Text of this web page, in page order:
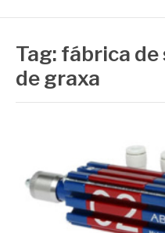
Tag: fábrica de
de graxa